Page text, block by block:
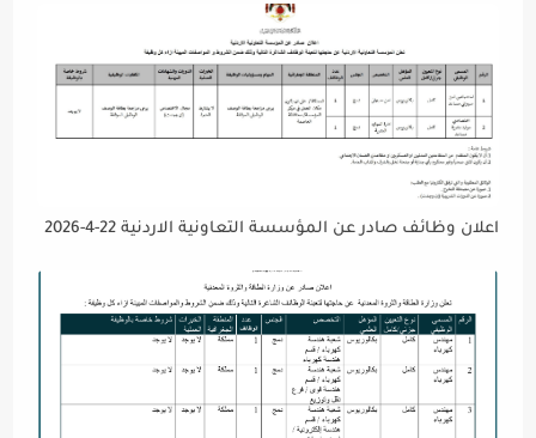
اعلان وظائف صادر عن المؤسسة التعاونية الاردنية 22-4-2026